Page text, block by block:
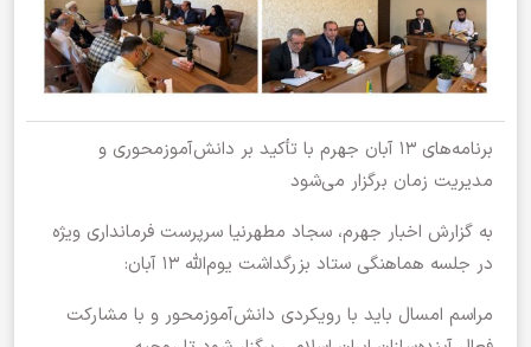
برنامه‌های ۱۳ آبان جهرم با تأکید بر دانش‌آموزمحوری و
مدیریت زمان برگزار می‌شود
به گزارش اخبار جهرم، سجاد مطهرنیا سرپرست فرمانداری ویژه
در جلسه هماهنگی ستاد بزرگداشت یوم‌الله ۱۳ آبان:
مراسم امسال باید با رویکردی دانش‌آموزمحور و با مشارکت